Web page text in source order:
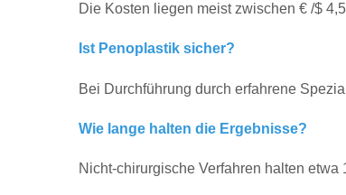
Die Kosten liegen meist zwischen € /$
Ist Penoplastik sicher?
Bei Durchführung durch erfahrene
Wie lange halten die Ergebnisse?
Nicht-chirurgische Verfahren halten